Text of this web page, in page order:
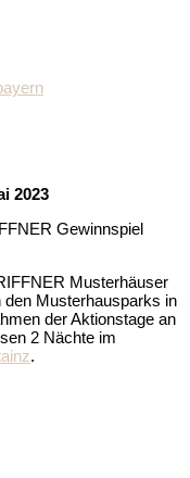
2023
Gewinnspiel
Musterhäuser
den Musterhausparks in
der Aktionstage an
2 Nächte im
.